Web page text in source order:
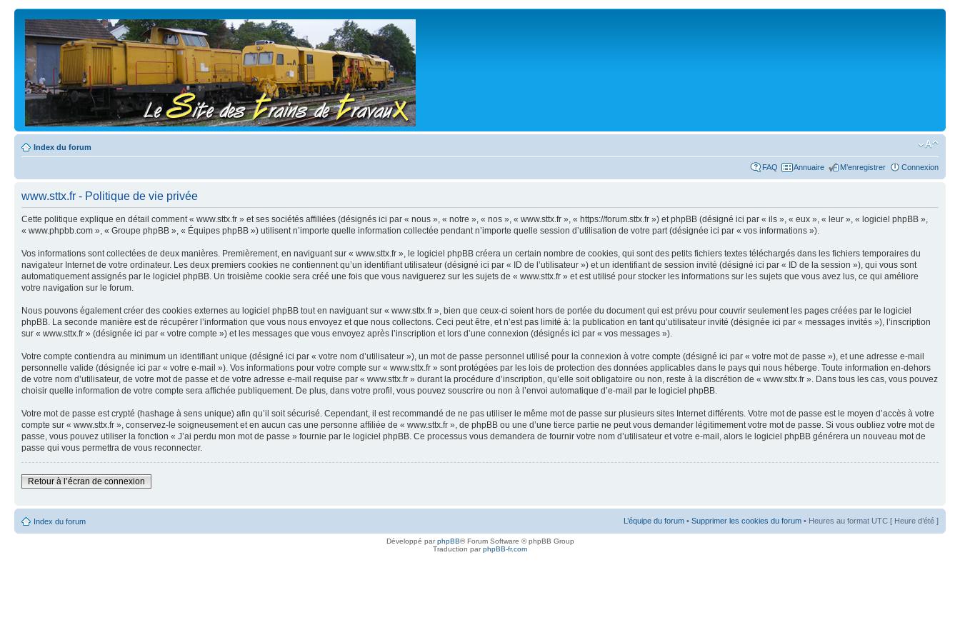
Index du forum
FAQ Annuaire M’enregistrer Connexion
www.sttx.fr - Politique de vie privée
Cette politique explique en détail comment « www.sttx.fr » et ses sociétés affiliées (désignés ici par « nous », « notre », « nos », « www.sttx.fr », « https://forum.sttx.fr ») et phpBB (désigné ici par « ils », « eux », « leur », « logiciel phpBB »,
« www.phpbb.com », « Groupe phpBB », « Équipes phpBB ») utilisent n’importe quelle information collectée pendant n’importe quelle session d’utilisation de votre part (désignée ici par « vos informations »).
Vos informations sont collectées de deux manières. Premièrement, en naviguant sur « www.sttx.fr », le logiciel phpBB créera un certain nombre de cookies, qui sont des petits fichiers textes téléchargés dans les fichiers temporaires du
navigateur Internet de votre ordinateur. Les deux premiers cookies ne contiennent qu’un identifiant utilisateur (désigné ici par « ID de l’utilisateur ») et un identifiant de session invité (désigné ici par « ID de la session »), qui vous sont
automatiquement assignés par le logiciel phpBB. Un troisième cookie sera créé une fois que vous naviguerez sur les sujets de « www.sttx.fr » et est utilisé pour stocker les informations sur les sujets que vous avez lus, ce qui améliore
votre navigation sur le forum.
Nous pouvons également créer des cookies externes au logiciel phpBB tout en naviguant sur « www.sttx.fr », bien que ceux-ci soient hors de portée du document qui est prévu pour couvrir seulement les pages créées par le logiciel
phpBB. La seconde manière est de récupérer l’information que vous nous envoyez et que nous collectons. Ceci peut être, et n’est pas limité à: la publication en tant qu’utilisateur invité (désignée ici par « messages invités »), l’inscription
sur « www.sttx.fr » (désignée ici par « votre compte ») et les messages que vous envoyez après l’inscription et lors d’une connexion (désignés ici par « vos messages »).
Votre compte contiendra au minimum un identifiant unique (désigné ici par « votre nom d’utilisateur »), un mot de passe personnel utilisé pour la connexion à votre compte (désigné ici par « votre mot de passe »), et une adresse e-mail
personnelle valide (désignée ici par « votre e-mail »). Vos informations pour votre compte sur « www.sttx.fr » sont protégées par les lois de protection des données applicables dans le pays qui nous héberge. Toute information en-dehors
de votre nom d’utilisateur, de votre mot de passe et de votre adresse e-mail requise par « www.sttx.fr » durant la procédure d’inscription, qu’elle soit obligatoire ou non, reste à la discrétion de « www.sttx.fr ». Dans tous les cas, vous pouvez
choisir quelle information de votre compte sera affichée publiquement. De plus, dans votre profil, vous pouvez souscrire ou non à l’envoi automatique d’e-mail par le logiciel phpBB.
Votre mot de passe est crypté (hashage à sens unique) afin qu’il soit sécurisé. Cependant, il est recommandé de ne pas utiliser le même mot de passe sur plusieurs sites Internet différents. Votre mot de passe est le moyen d’accès à votre
compte sur « www.sttx.fr », conservez-le soigneusement et en aucun cas une personne affiliée de « www.sttx.fr », de phpBB ou une d’une tierce partie ne peut vous demander légitimement votre mot de passe. Si vous oubliez votre mot de
passe, vous pouvez utiliser la fonction « J’ai perdu mon mot de passe » fournie par le logiciel phpBB. Ce processus vous demandera de fournir votre nom d’utilisateur et votre e-mail, alors le logiciel phpBB générera un nouveau mot de
passe qui vous permettra de vous reconnecter.
Retour à l’écran de connexion
Index du forum L’équipe du forum • Supprimer les cookies du forum • Heures au format UTC [ Heure d’été ]
Développé parphpBB® Forum Software © phpBB Group
Traduction parphpBB-fr.com